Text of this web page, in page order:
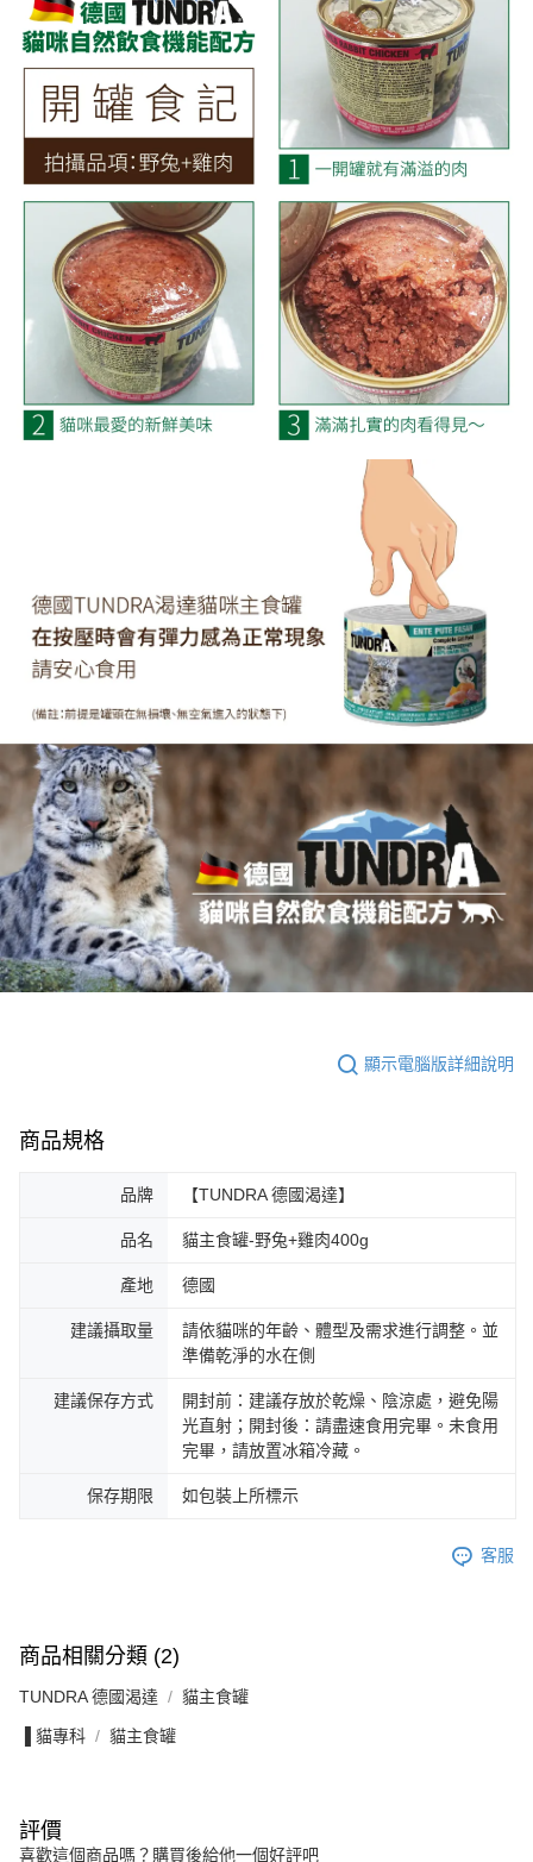
顯示電腦版詳細說明
商品規格
品牌 【TUNDRA 德國渴達】
品名 貓主食罐-野兔+雞肉400g
產地 德國
建議攝取量
請依貓咪的年齡、體型及需求進行調整。並
準備乾淨的水在側
建議保存方式
開封前：建議存放於乾燥、陰涼處，避免陽
光直射；開封後：請盡速食用完畢。未食用
完畢，請放置冰箱冷藏。
保存期限 如包裝上所標示
客服
商品相關分類 (2)
TUNDRA 德國渴達 貓主食罐
▐ 貓專科 貓主食罐
評價
喜歡這個商品嗎？購買後給他一個好評吧